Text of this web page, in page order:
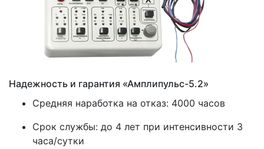
Надежность и гарантия «Амплипульс-5.2»
Средняя наработка на отказ: 4000 часов
Срок службы: до 4 лет при интенсивности 3
часа/сутки